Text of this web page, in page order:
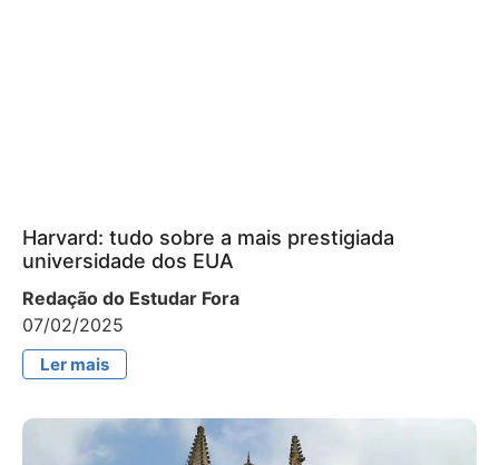
Harvard: tudo sobre a mais prestigiada
universidade dos EUA
Redação do Estudar Fora
07/02/2025
Ler mais